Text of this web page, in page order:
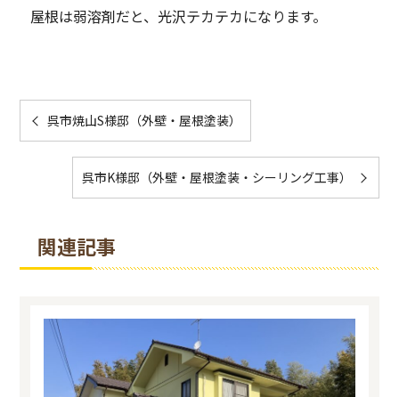
屋根は弱溶剤だと、光沢テカテカになります。
呉市焼山S様邸（外壁・屋根塗装）
呉市K様邸（外壁・屋根塗装・シーリング工事）
関連記事